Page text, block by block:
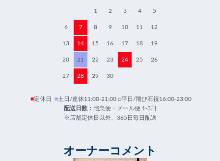
1 2 3 4 5
6 7 8 9 10 11 12
13 14 15 16 17 18 19
20 21 22 23 24 25 26
27 28 29 30
■定休日 ■土日/連休11:00-21:00 □平日/飛び石祝16:00-23:00
配送日数： 宅急便・メール便 1-3日
※店舗定休日以外、365日毎日配送
オーナーコメント